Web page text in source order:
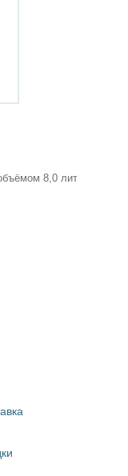
8,0 литра 28 кГц